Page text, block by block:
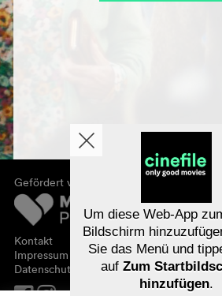
Gefördert von
Kontakt
Impressum
Datenschutz
Häufig
Um diese Web-App
Bildschirm
Sie das Menü und
auf Zum
hinzufügen.